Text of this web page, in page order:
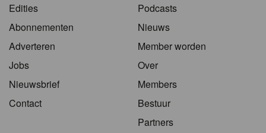
Edities
Abonnementen
Adverteren
Jobs
Nieuwsbrief
Contact
Podcasts
Nieuws
Member worden
Over
Members
Bestuur
Partners